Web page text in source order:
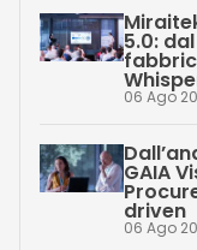
5.0:
06 Ago
GAIA
driven
06 Ago